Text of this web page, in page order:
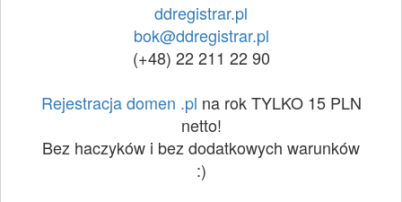
ddregistrar.pl
bok@ddregistrar.pl
(+48) 22 211 22 90
Rejestracja domen .pl na rok TYLKO 15 PLN
netto!
Bez haczyków i bez dodatkowych warunków
:)